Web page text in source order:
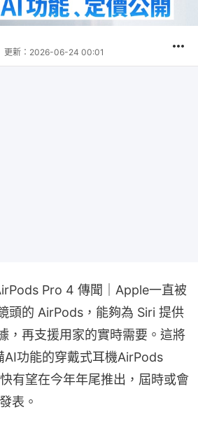
更新： 2026-06-24 00:01
Pro 4 傳聞｜Apple一直被
頭的 AirPods，能夠為 Siri 提供
，再支援用家的實時需要。這將
AI功能的穿戴式耳機AirPods
有望在今年年尾推出，屆時或會
表。